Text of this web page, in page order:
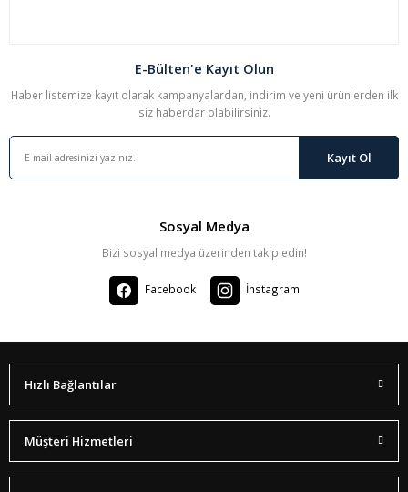
E-Bülten'e Kayıt Olun
Haber listemize kayıt olarak kampanyalardan, indirim ve yeni ürünlerden ilk
siz haberdar olabilirsiniz.
Kayıt Ol
Sosyal Medya
Bizi sosyal medya üzerinden takip edin!
Facebook İnstagram
Hızlı Bağlantılar
Müşteri Hizmetleri